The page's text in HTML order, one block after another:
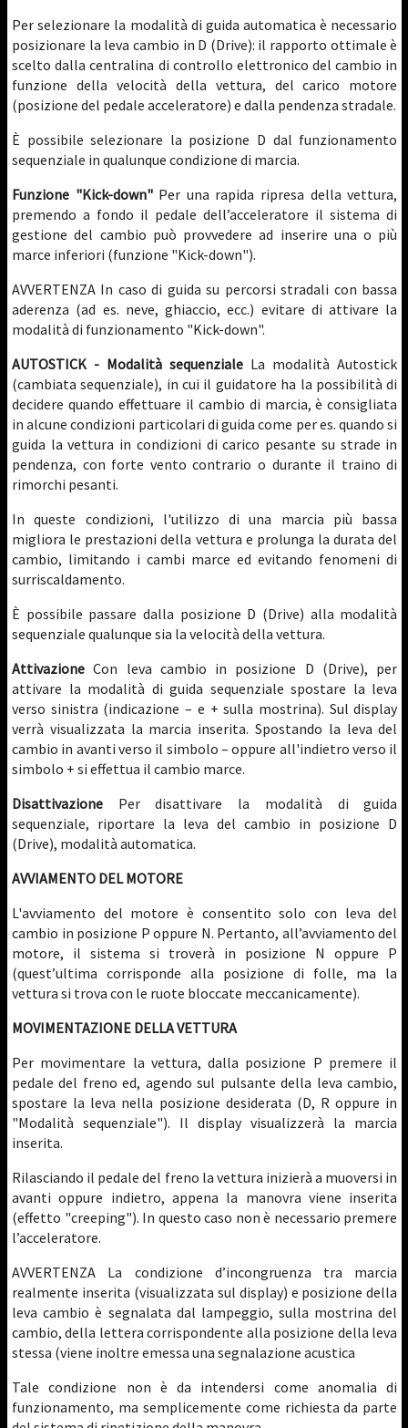
Per selezionare la modalità di guida automatica è necessario
posizionare la leva cambio in D (Drive): il rapporto ottimale è
scelto dalla centralina di controllo elettronico del cambio in
funzione della velocità della vettura, del carico motore
(posizione del pedale acceleratore) e dalla pendenza stradale.
È possibile selezionare la posizione D dal funzionamento
sequenziale in qualunque condizione di marcia.
Funzione "Kick-down"Per una rapida ripresa della vettura,
premendo a fondo il pedale dell’acceleratore il sistema di
gestione del cambio può provvedere ad inserire una o più
marce inferiori (funzione "Kick-down").
AVVERTENZA In caso di guida su percorsi stradali con bassa
aderenza (ad es. neve, ghiaccio, ecc.) evitare di attivare la
modalità di funzionamento "Kick-down".
AUTOSTICK - Modalità sequenziale La modalità Autostick
(cambiata sequenziale), in cui il guidatore ha la possibilità di
decidere quando effettuare il cambio di marcia, è consigliata
in alcune condizioni particolari di guida come per es. quando si
guida la vettura in condizioni di carico pesante su strade in
pendenza, con forte vento contrario o durante il traino di
rimorchi pesanti.
In queste condizioni, l'utilizzo di una marcia più bassa
migliora le prestazioni della vettura e prolunga la durata del
cambio, limitando i cambi marce ed evitando fenomeni di
surriscaldamento.
È possibile passare dalla posizione D (Drive) alla modalità
sequenziale qualunque sia la velocità della vettura.
Attivazione Con leva cambio in posizione D (Drive), per
attivare la modalità di guida sequenziale spostare la leva
verso sinistra (indicazione – e + sulla mostrina). Sul display
verrà visualizzata la marcia inserita. Spostando la leva del
cambio in avanti verso il simbolo – oppure all'indietro verso il
simbolo + si effettua il cambio marce.
Disattivazione Per disattivare la modalità di guida
sequenziale, riportare la leva del cambio in posizione D
(Drive), modalità automatica.
AVVIAMENTO DEL MOTORE
L'avviamento del motore è consentito solo con leva del
cambio in posizione P oppure N. Pertanto, all’avviamento del
motore, il sistema si troverà in posizione N oppure P
(quest’ultima corrisponde alla posizione di folle, ma la
vettura si trova con le ruote bloccate meccanicamente).
MOVIMENTAZIONE DELLA VETTURA
Per movimentare la vettura, dalla posizione P premere il
pedale del freno ed, agendo sul pulsante della leva cambio,
spostare la leva nella posizione desiderata (D, R oppure in
"Modalità sequenziale"). Il display visualizzerà la marcia
inserita.
Rilasciando il pedale del freno la vettura inizierà a muoversi in
avanti oppure indietro, appena la manovra viene inserita
(effetto "creeping"). In questo caso non è necessario premere
l’acceleratore.
AVVERTENZA La condizione d’incongruenza tra marcia
realmente inserita (visualizzata sul display) e posizione della
leva cambio è segnalata dal lampeggio, sulla mostrina del
cambio, della lettera corrispondente alla posizione della leva
stessa (viene inoltre emessa una segnalazione acustica
Tale condizione non è da intendersi come anomalia di
funzionamento, ma semplicemente come richiesta da parte